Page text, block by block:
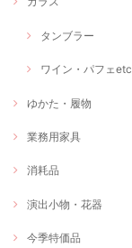
タンブラー
ワイン・パフェetc
ゆかた・履物
業務用家具
消耗品
演出小物・花器
今季特価品